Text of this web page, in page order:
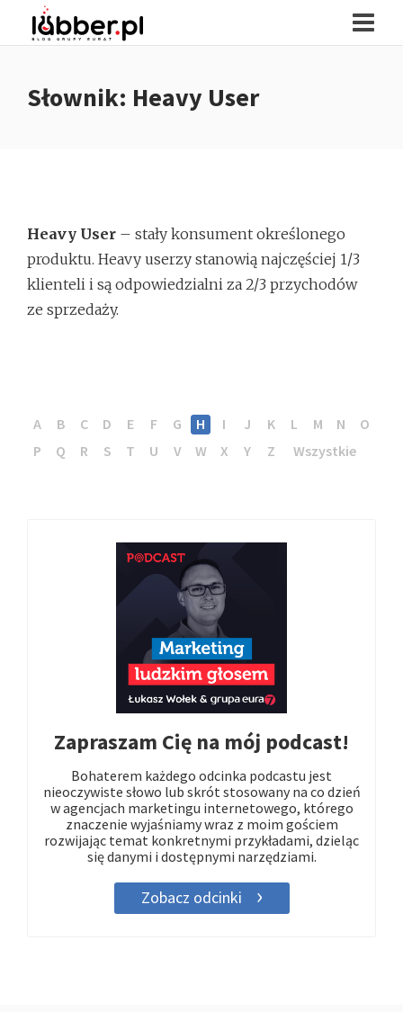
Słownik: Heavy User
Heavy User – stały konsument określonego
produktu. Heavy userzy stanowią najczęściej 1/3
klienteli i są odpowiedzialni za 2/3 przychodów
ze sprzedaży.
A B C D E F G H I J K L M N
O
P
Q R S T U V W X Y Z Wszystkie
Zapraszam Cię na mój podcast!
Bohaterem każdego odcinka podcastu jest
nieoczywiste słowo lub skrót stosowany na co dzień
w agencjach marketingu internetowego, którego
znaczenie wyjaśniamy wraz z moim gościem
rozwijając temat konkretnymi przykładami, dzieląc
się danymi i dostępnymi narzędziami.
Zobacz odcinki